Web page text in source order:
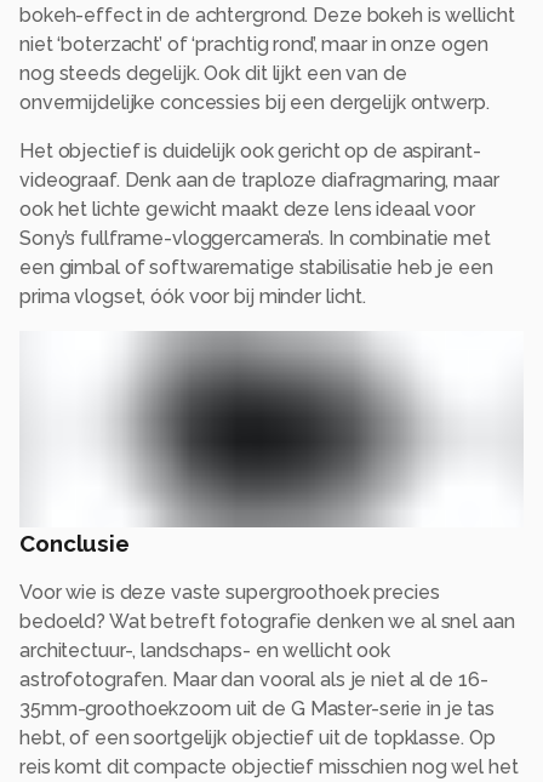
bokeh-effect in de achtergrond. Deze bokeh is wellicht
niet ‘boterzacht’ of ‘prachtig rond’, maar in onze ogen
nog steeds degelijk. Ook dit lijkt een van de
onvermijdelijke concessies bij een dergelijk ontwerp.
Het objectief is duidelijk ook gericht op de aspirant-
videograaf. Denk aan de traploze diafragmaring, maar
ook het lichte gewicht maakt deze lens ideaal voor
Sony’s fullframe-vloggercamera’s. In combinatie met
een gimbal of softwarematige stabilisatie heb je een
prima vlogset, óók voor bij minder licht.
Conclusie
Voor wie is deze vaste supergroothoek precies
bedoeld? Wat betreft fotografie denken we al snel aan
architectuur-, landschaps- en wellicht ook
astrofotografen. Maar dan vooral als je niet al de 16-
35mm-groothoekzoom uit de G Master-serie in je tas
hebt, of een soortgelijk objectief uit de topklasse. Op
reis komt dit compacte objectief misschien nog wel het